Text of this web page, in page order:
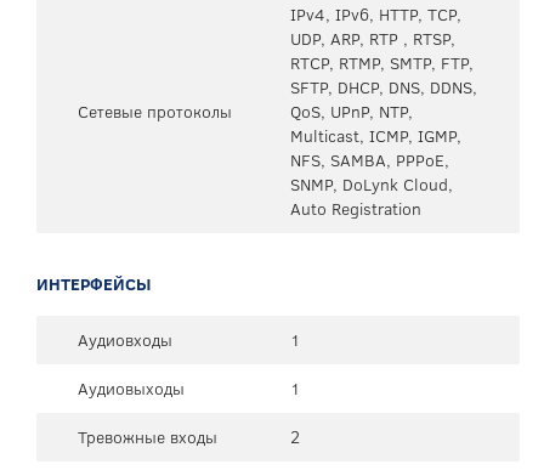
Сетевые протоколы
IPv4, IPv6, HTTP, TCP,
UDP, ARP, RTP , RTSP,
RTCP, RTMP, SMTP, FTP,
SFTP, DHCP, DNS, DDNS,
QoS, UPnP, NTP,
Multicast, ICMP, IGMP,
NFS, SAMBA, PPPoE,
SNMP, DoLynk Cloud,
Auto Registration
ИНТЕРФЕЙСЫ
Аудиовходы
1
Аудиовыходы
1
Тревожные входы
2